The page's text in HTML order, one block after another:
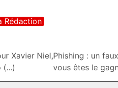
Rédaction
Xavier Niel,
(...)
Phishing : un
vous êtes le